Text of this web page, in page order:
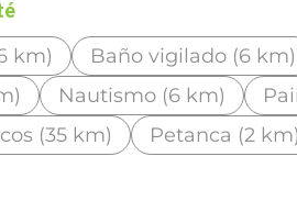
km) Baño vigilado (6 km)
Nautismo (6 km)
(35 km)
Petanca (2 km)